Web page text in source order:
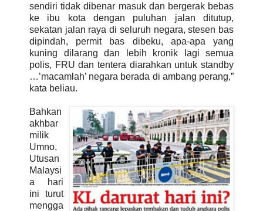
sendiri tidak dibenar masuk dan bergerak bebas
ke ibu kota dengan puluhan jalan ditutup,
sekatan jalan raya di seluruh negara, stesen bas
dipindah, permit bas dibeku, apa-apa yang
kuning dilarang dan lebih kronik lagi semua
polis, FRU dan tentera diarahkan untuk standby
…’macamlah’ negara berada di ambang perang,”
kata beliau.
Bahkan
akhbar
milik
Umno,
Utusan
Malaysi
a hari
ini turut
mengga